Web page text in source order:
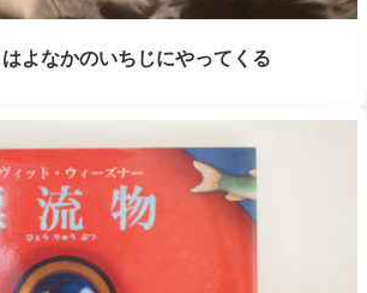
よなかのいちじにやってくる